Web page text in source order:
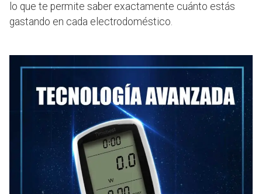
lo que te permite saber exactamente cuánto estás
gastando en cada electrodoméstico.